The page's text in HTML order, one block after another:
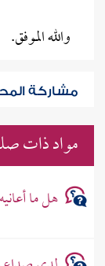
والله الموفق.
مشاركة
مواد ذات
هل ما